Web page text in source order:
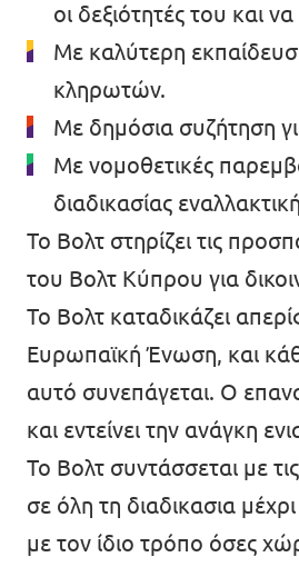
Γίνε Φίλος
Έλα μαζί μας!
Επικοινωνία
Καταστατικό
Πολιτική απορρήτου
Εσωτερικό δίκτυο (Intranet)
οι δεξιότητές του και
Με καλύτερη
κληρωτών.
Με δημόσια συζήτηση
Με νομοθετικές
διαδικασίας
Το Βολτ στηρίζει τις
του Βολτ Κύπρου για
Το Βολτ καταδικάζει
Ευρωπαϊκή Ένωση, και
αυτό συνεπάγεται. Ο
και εντείνει την ανάγκη
Το Βολτ συντάσσεται με
σε όλη τη διαδικασια
με τον ίδιο τρόπο όσες